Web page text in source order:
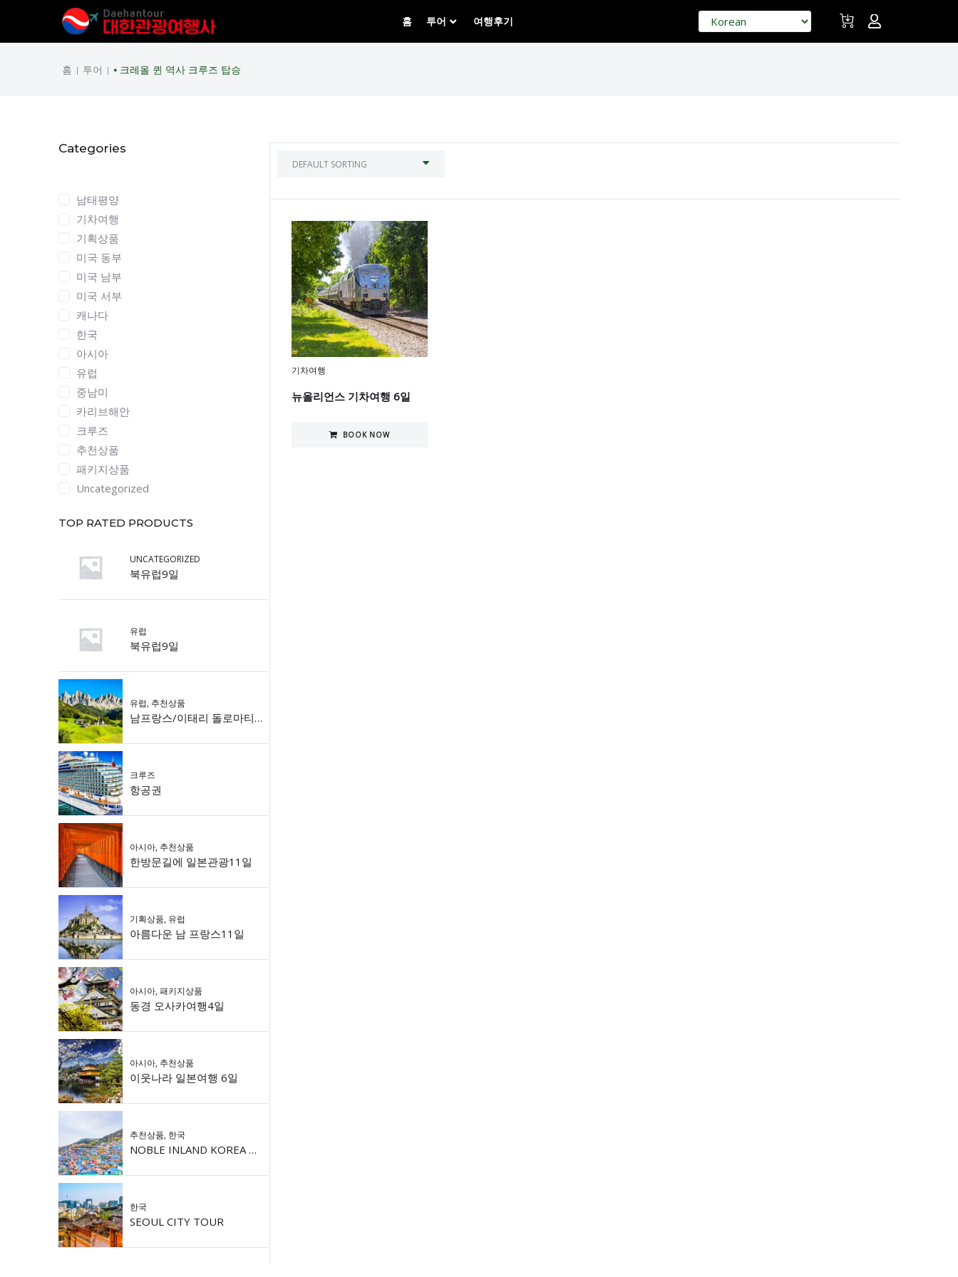
홈 투어 여행후기
홈 | 투어 | ⦁ 크레올 퀸 역사 크루즈 탑승
Categories
남태평양
기차여행
기획상품
미국 동부
미국 남부
미국 서부
캐나다
한국
아시아
유럽
중남미
카리브해안
크루즈
추천상품
패키지상품
Uncategorized
TOP RATED PRODUCTS
UNCATEGORIZED
북유럽9일
유럽
북유럽9일
유럽, 추천상품
남프랑스/이태리 돌로마티 9일
크루즈
항공권
아시아, 추천상품
한방문길에 일본관광11일
기획상품, 유럽
아름다운 남 프랑스11일
아시아,패키지상품
동경 오사카여행4일
아시아, 추천상품
이웃나라 일본여행 6일
추천상품, 한국
NOBLE INLAND KOREA 9DAY
한국
SEOUL CITY TOUR
기차여행
뉴올리언스 기차여행 6일
BOOK NOW